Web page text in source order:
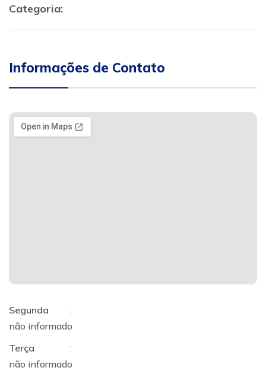
Categoria:
Informações de Contato
Segunda
:
não informado
Terça
:
não informado